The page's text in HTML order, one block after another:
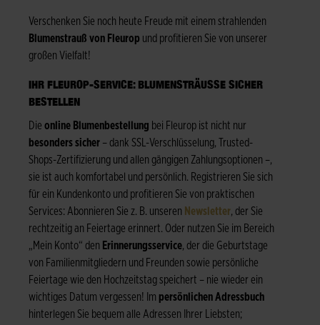
Verschenken Sie noch heute Freude mit einem strahlenden
Blumenstrauß von Fleurop und profitieren Sie von unserer
großen Vielfalt!
IHR FLEUROP-SERVICE: BLUMENSTRÄUSSE SICHER B
ESTELLEN
Die online Blumenbestellung bei Fleurop ist nicht nur
besonders sicher – dank SSL-Verschlüsselung, Trusted-
Shops-Zertifizierung und allen gängigen Zahlungsoptionen –,
sie ist auch komfortabel und persönlich. Registrieren Sie sich
für ein Kundenkonto und profitieren Sie von praktischen
Services: Abonnieren Sie z. B. unseren Newsletter, der Sie
rechtzeitig an Feiertage erinnert. Oder nutzen Sie im Bereich
„Mein Konto“ den Erinnerungsservice, der die Geburtstage
von Familienmitgliedern und Freunden sowie persönliche
Feiertage wie den Hochzeitstag speichert – nie wieder ein
wichtiges Datum vergessen! Im persönlichen Adressbuch
hinterlegen Sie bequem alle Adressen Ihrer Liebsten;